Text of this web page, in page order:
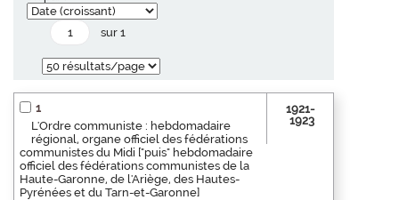
sur 1
1
L'Ordre communiste : hebdomadaire
régional, organe officiel des fédérations
communistes du Midi ["puis" hebdomadaire
officiel des fédérations communistes de la
Haute-Garonne, de l'Ariège, des Hautes-
Pyrénées et du Tarn-et-Garonne]
1921-
1923